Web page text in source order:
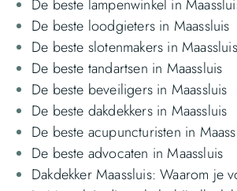
De beste lampenwinkel in
De beste loodgieters in Maassluis
De beste slotenmakers in Maassluis
De beste tandartsen in Maassluis
De beste beveiligers in Maassluis
De beste dakdekkers in Maassluis
De beste acupuncturisten in
De beste advocaten in Maassluis
Dakdekker Maassluis: Waarom je